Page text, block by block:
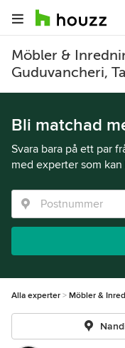
Möbler &
Guduvancheri,
Bli matchad
Svara bara på ett par
med experter som
Alla experter Möbler &